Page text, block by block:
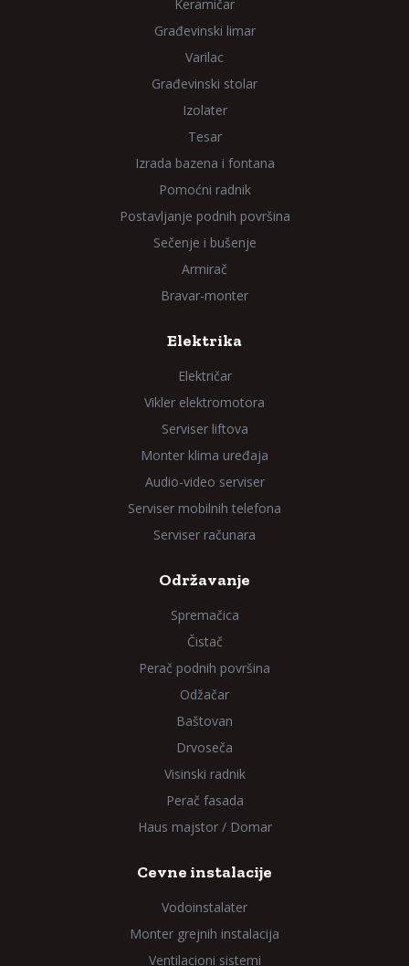
Keramičar
Građevinski limar
Varilac
Građevinski stolar
Izolater
Tesar
Izrada bazena i fontana
Pomoćni radnik
Postavljanje podnih površina
Sečenje i bušenje
Armirač
Bravar-monter
Elektrika
Električar
Vikler elektromotora
Serviser liftova
Monter klima uređaja
Audio-video serviser
Serviser mobilnih telefona
Serviser računara
Održavanje
Spremačica
Čistač
Perač podnih površina
Odžačar
Baštovan
Drvoseča
Visinski radnik
Perač fasada
Haus majstor / Domar
Cevne instalacije
Vodoinstalater
Monter grejnih instalacija
Ventilacioni sistemi